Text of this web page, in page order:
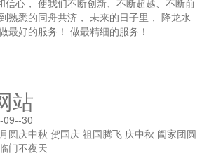
信心， 使我们不断创新、不断超越、不断前
熟悉的同舟共济， 未来的日子里， 降龙水
最好的服务！ 做最精细的服务！
站
30
圆庆中秋 贺国庆 祖国腾飞 庆中秋 阖家团圆
门不夜天